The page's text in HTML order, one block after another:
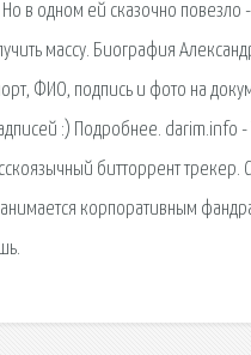
в одном ей сказочно
массу. Биография
ФИО, подпись и фото на
:) Подробнее.
битторрент трекер.
корпоративным